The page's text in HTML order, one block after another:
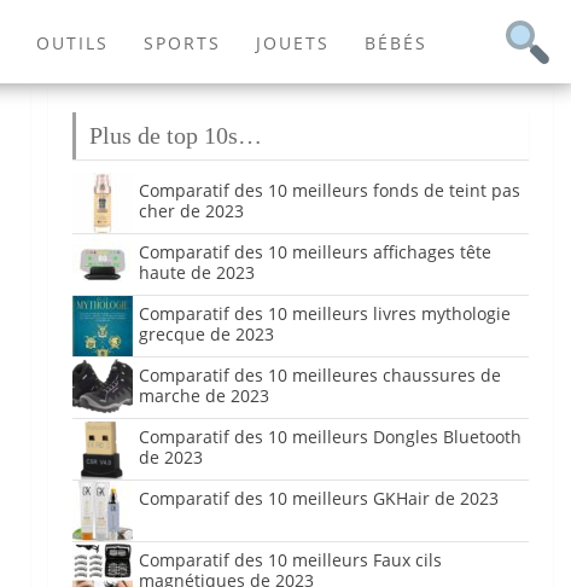
OUTILS SPORTS JOUETS BÉBÉS
Plus de top 10s…
Comparatif des 10 meilleurs fonds de teint pas
cher de 2023
Comparatif des 10 meilleurs affichages tête
haute de 2023
Comparatif des 10 meilleurs livres mythologie
grecque de 2023
Comparatif des 10 meilleures chaussures de
marche de 2023
Comparatif des 10 meilleurs Dongles Bluetooth
de 2023
Comparatif des 10 meilleurs GKHair de 2023
Comparatif des 10 meilleurs Faux cils
magnétiques de 2023